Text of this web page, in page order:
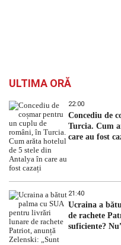
ULTIMA ORĂ
22:00
Concediu de
Turcia. Cum
care au fost
21:40
Ucraina a
de rachete
suficiente?